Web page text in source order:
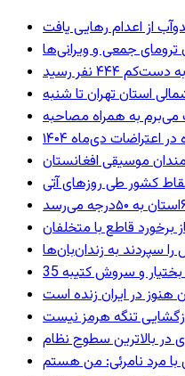
از اعدام رهایی یافت
ترومای جمعی و ویرانی‌ها
استان تهران تا شنبه
به همراه مصاحبه
موسیقی افغانستان
کشور طی روزهای آتی
برخورد قاطع با متخلفان
سپردند به زندان‌بان‌ها
بختیار و سروش کتیبه
هنوز در ایران زنده است
تنگه هرمز نیست
بالاترین سطوح نظام